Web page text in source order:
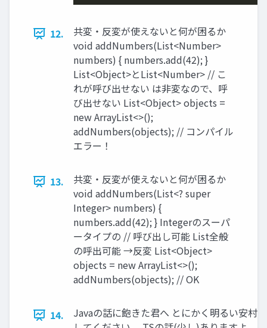
12.
共変・反変が使えないと何が困るか
void addNumbers(List<Number>
numbers) { numbers.add(42); }
List<Object>とList<Number> // こ
れが呼び出せない は非変なので、呼
び出せない List<Object> objects =
new ArrayList<>();
addNumbers(objects); // コンパイル
エラー！
13.
共変・反変が使えないと何が困るか
void addNumbers(List<? super
Integer> numbers) {
numbers.add(42); } Integerのスーパ
ータイプの // 呼び出し可能 List全般
の呼出可能 →反変 List<Object>
objects = new ArrayList<>();
addNumbers(objects); // OK
14.
Javaの話に飽きた君へ とにかく明るい安村